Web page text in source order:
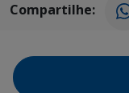
Compartilhe: